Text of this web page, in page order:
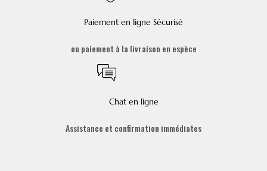
Paiement en ligne Sécurisé
ou paiement à la livraison en espèce
Chat en ligne
Assistance et confirmation immédiates